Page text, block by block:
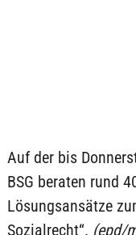
Auf der bis
BSG beraten rund
Lösungsansätze
Sozialrecht“. (epd/